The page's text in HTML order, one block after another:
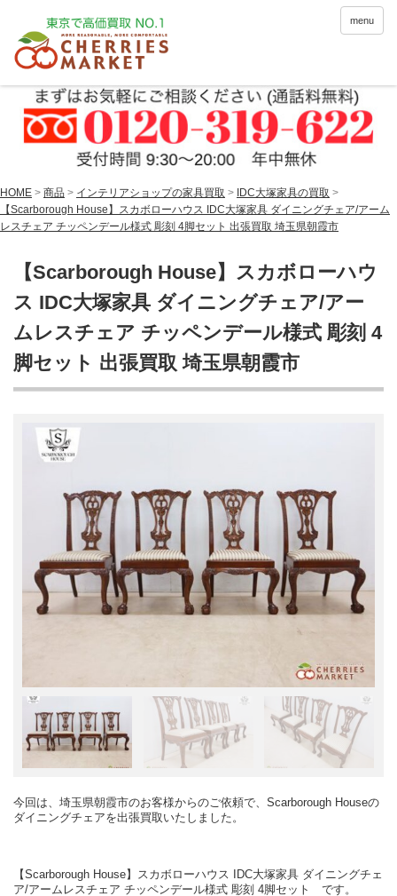
menu
HOME > 商品 > インテリアショップの家具買取 > IDC大塚家具の買取 >
【Scarborough House】スカボローハウス IDC大塚家具 ダイニングチェア/アーム
レスチェア チッペンデール様式 彫刻 4脚セット 出張買取 埼玉県朝霞市
【Scarborough House】スカボローハウ
ス IDC大塚家具 ダイニングチェア/アー
ムレスチェア チッペンデール様式 彫刻 4
脚セット 出張買取 埼玉県朝霞市
今回は、埼玉県朝霞市のお客様からのご依頼で、Scarborough Houseの
ダイニングチェアを出張買取いたしました。
【Scarborough House】スカボローハウス IDC大塚家具 ダイニングチェ
ア/アームレスチェア チッペンデール様式 彫刻 4脚セット です。